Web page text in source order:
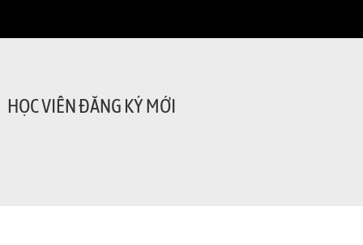
HỌC VIÊN ĐĂNG KÝ MỚI